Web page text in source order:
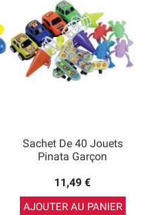
Sachet De 40 Jouets
Pinata Garçon
11,49 €
AJOUTER AU PANIER